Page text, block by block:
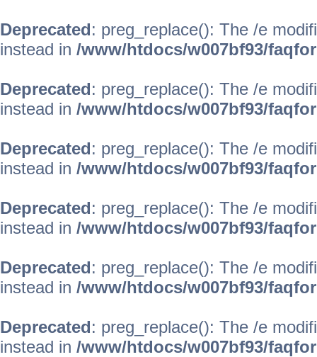
Deprecated: preg_replace(): The /e
instead in /www/htdocs/w007bf93/
Deprecated: preg_replace(): The /e
instead in /www/htdocs/w007bf93/
Deprecated: preg_replace(): The /e
instead in /www/htdocs/w007bf93/
Deprecated: preg_replace(): The /e
instead in /www/htdocs/w007bf93/
Deprecated: preg_replace(): The /e
instead in /www/htdocs/w007bf93/
Deprecated: preg_replace(): The /e
instead in /www/htdocs/w007bf93/